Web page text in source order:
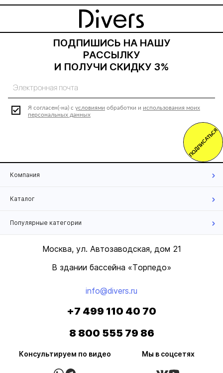
ПОДПИШИСЬ НА НАШУ
РАССЫЛКУ
И ПОЛУЧИ СКИДКУ 3%
Я согласен(-на) с условиями обработки и использования моих
персональных данных
ПОДПИСАТЬСЯ
Компания
Каталог
Популярные категории
Москва, ул. Автозаводская, дом 21
В здании бассейна «Торпедо»
info@divers.ru
Консультируем по видео Мы в соцсетях
+7 499 110 40 70
8 800 555 79 86